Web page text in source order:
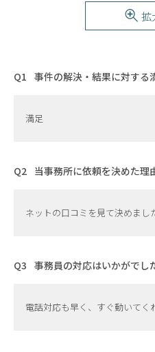
拡
事件の解決・結果に対する
満足
当事務所に依頼を決めた理
ネットの口コミを見て決めまし
事務員の対応はいかがでし
電話対応も早く、すぐ動いてく